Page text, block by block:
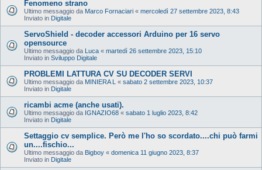
Fenomeno strano
Ultimo messaggio da Marco Fornaciari « mercoledì 27 settembre 2023, 8:43
Inviato in Digitale
ServoShield - decoder accessori Arduino per 16 servo
opensource
Ultimo messaggio da Luca « martedì 26 settembre 2023, 15:10
Inviato in Sviluppo Digitale
PROBLEMI LATTURA CV SU DECODER SERVI
Ultimo messaggio da MINIERA L « sabato 2 settembre 2023, 10:37
Inviato in Digitale
ricambi acme (anche usati).
Ultimo messaggio da IGNAZIO68 « sabato 1 luglio 2023, 8:42
Inviato in Digitale
Settaggio cv semplice. Però me l'ho so scordato....chi può farmi
un....fischio...
Ultimo messaggio da Bigboy « domenica 11 giugno 2023, 8:37
Inviato in Digitale